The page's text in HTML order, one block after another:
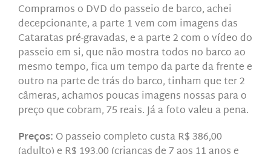
Compramos o DVD do passeio de barco, achei
decepcionante, a parte 1 vem com imagens das
Cataratas pré-gravadas, e a parte 2 com o vídeo do
passeio em si, que não mostra todos no barco ao
mesmo tempo, fica um tempo da parte da frente e
outro na parte de trás do barco, tinham que ter 2
câmeras, achamos poucas imagens nossas para o
preço que cobram, 75 reais. Já a foto valeu a pena.
Preços: O passeio completo custa R$ 386,00